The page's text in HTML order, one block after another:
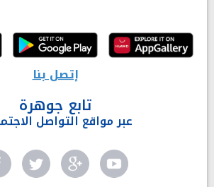
إتصل بنا
تابع جوهرة
عبر مواقع التواصل